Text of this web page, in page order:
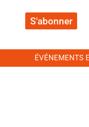
S'abonner
ÉVÉNEMENTS